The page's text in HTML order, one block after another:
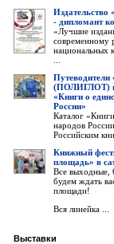
- дипломант
«Лучшие
современному
национальных
Путеводители
(ПОЛИГЛОТ)
«Книги о
России»
Каталог
народов
Российским
Книжный
площадь» в
Все выходные,
будем ждать
площади!
Вся линейка ...
Выставки